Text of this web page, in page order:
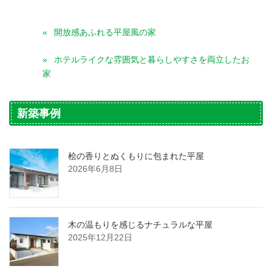
開放感あふれる平屋風の家
ホテルライクな雰囲気と暮らしやすさを両立したお
家
新築事例
桧の香りとぬくもりに包まれた平屋
2026年6月8日
木の温もりを感じるナチュラルな平屋
2025年12月22日